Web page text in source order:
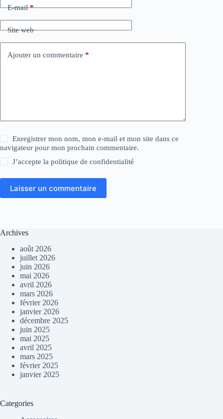
E-mail*
Site web
Ajouter un commentaire *
Enregistrer mon nom, mon e-mail et mon site dans ce
navigateur pour mon prochain commentaire.
J’accepte lapolitique de confidentialité
Laisser un commentaire
Archives
août 2026
juillet 2026
juin 2026
mai 2026
avril 2026
mars 2026
février 2026
janvier 2026
décembre 2025
juin 2025
mai 2025
avril 2025
mars 2025
février 2025
janvier 2025
Categories